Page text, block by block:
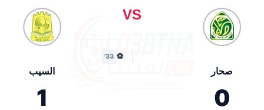
صحار
0
VS
⚽
33'
السيب
1